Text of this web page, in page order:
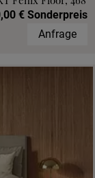
€ Sonderpreis
Anfrage